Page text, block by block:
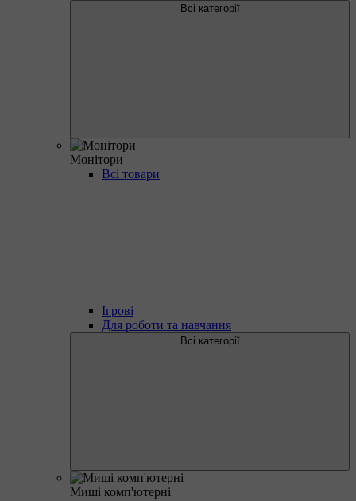
Всі категорії
Монітори
Всі товари
Ігрові
Для роботи та навчання
Всі категорії
Миші комп'ютерні